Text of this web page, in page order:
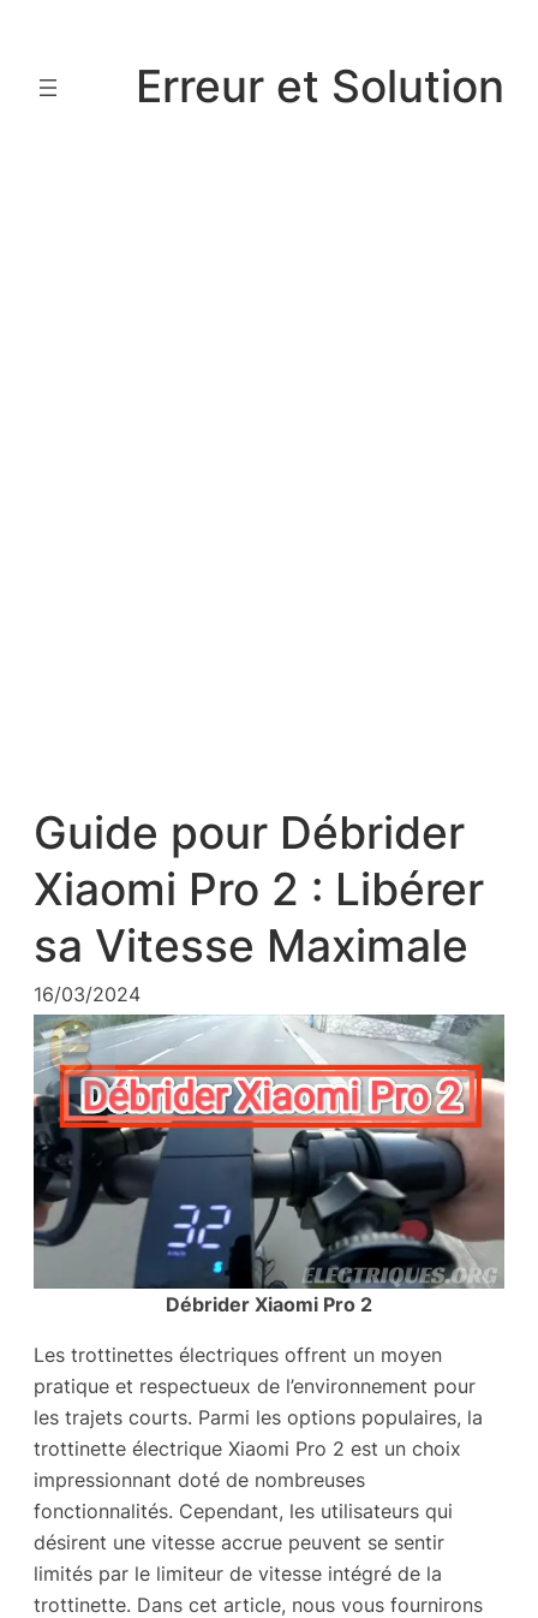
contenu
Erreur et Solution
Guide pour Débrider
Xiaomi Pro 2 : Libérer
sa Vitesse Maximale
16/03/2024
Débrider Xiaomi Pro 2
Les trottinettes électriques offrent un moyen
pratique et respectueux de l’environnement pour
les trajets courts. Parmi les options populaires, la
trottinette électrique Xiaomi Pro 2 est un choix
impressionnant doté de nombreuses
fonctionnalités. Cependant, les utilisateurs qui
désirent une vitesse accrue peuvent se sentir
limités par le limiteur de vitesse intégré de la
trottinette. Dans cet article, nous vous fournirons